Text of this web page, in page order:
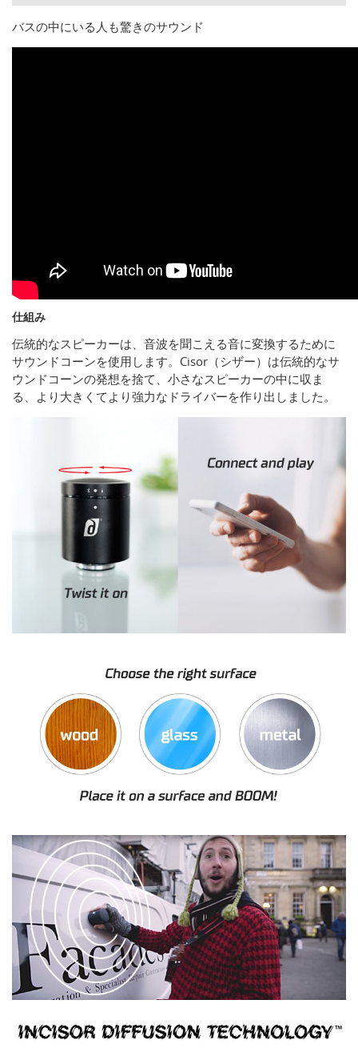
バスの中にいる人も驚きのサウンド
仕組み
伝統的なスピーカーは、音波を聞こえる音に変換するために
サウンドコーンを使用します。Cisor（シザー）は伝統的なサ
ウンドコーンの発想を捨て、小さなスピーカーの中に収ま
る、より大きくてより強力なドライバーを作り出しました。